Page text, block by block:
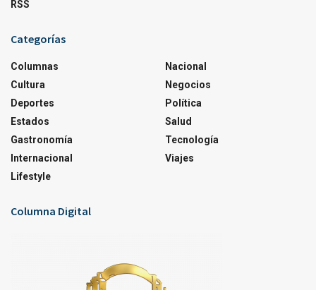
RSS
Categorías
Columnas
Cultura
Deportes
Estados
Gastronomía
Internacional
Lifestyle
Nacional
Negocios
Política
Salud
Tecnología
Viajes
Columna Digital